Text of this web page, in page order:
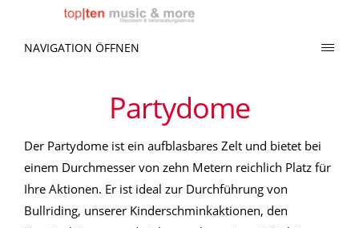
NAVIGATION ÖFFNEN
Partydome
Der Partydome ist ein aufblasbares Zelt und bietet bei
einem Durchmesser von zehn Metern reichlich Platz für
Ihre Aktionen. Er ist ideal zur Durchführung von
Bullriding, unserer Kinderschminkaktionen, den